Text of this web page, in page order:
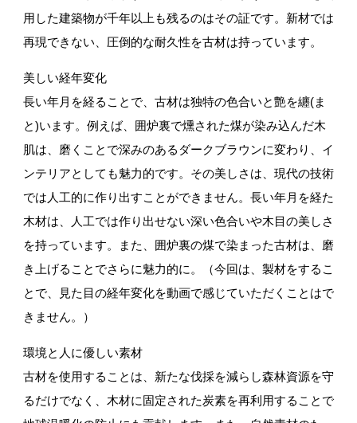
木製提案製品(外構・外壁)
粉体工場(破砕・木粉・再資源化)
用した建築物が千年以上も残るのはその証です。新材では
再現できない、圧倒的な耐久性を古材は持っています。
美しい経年変化
長い年月を経ることで、古材は独特の色合いと艶を纏(ま
と)います。例えば、囲炉裏で燻された煤が染み込んだ木
肌は、磨くことで深みのあるダークブラウンに変わり、イ
ンテリアとしても魅力的です。その美しさは、現代の技術
では人工的に作り出すことができません。長い年月を経た
木材は、人工では作り出せない深い色合いや木目の美しさ
を持っています。また、囲炉裏の煤で染まった古材は、磨
き上げることでさらに魅力的に。（今回は、製材をするこ
とで、見た目の経年変化を動画で感じていただくことはで
きません。）
環境と人に優しい素材
古材を使用することは、新たな伐採を減らし森林資源を守
るだけでなく、木材に固定された炭素を再利用することで